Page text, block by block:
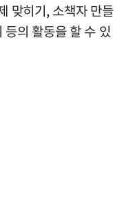
맞히기, 소책자 만들
의 활동을 할 수 있